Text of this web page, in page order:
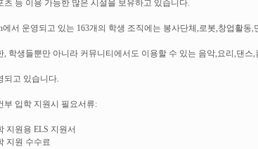
츠 등 이용 가능한 많은 시설을 보유하고 있습니다.
에서 운영되고 있는 163개의 학생 조직에는 봉사단체,로봇,창업활
, 학생들뿐만 아니라 커뮤니티에서도 이용할 수 있는 음악,요리,댄
되고 있습니다.
부 입학 지원시 필요서류:
지원용 ELS 지원서
지원 수수료